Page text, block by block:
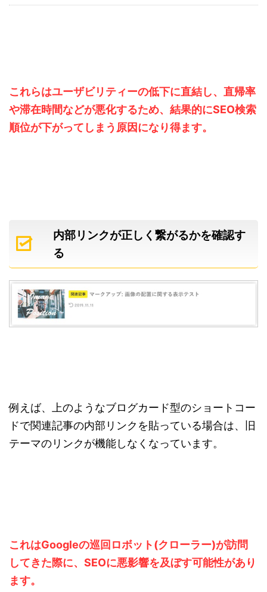
これらはユーザビリティーの低下に直結し、直帰率
や滞在時間などが悪化するため、結果的にSEO検索
順位が下がってしまう原因になり得ます。
内部リンクが正しく繋がるかを確認す
る
例えば、上のようなブログカード型のショートコー
ドで関連記事の内部リンクを貼っている場合は、旧
テーマのリンクが機能しなくなっています。
これはGoogleの巡回ロボット(クローラー)が訪問
してきた際に、SEOに悪影響を及ぼす可能性があり
ます。